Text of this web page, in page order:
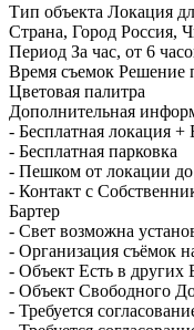
Тип объекта Локация
Страна, Город Россия,
Период За час, от 6
Время съемок Решение
Цветовая палитра
Дополнительная
- Бесплатная локация +
- Бесплатная парковка
- Пешком от локации
- Контакт с
Бартер
- Свет возможна
- Организация съёмок
- Объект Есть в других
- Объект Свободного
- Требуется